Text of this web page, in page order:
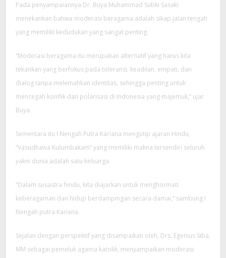
Pada penyampaiannya Dr. Buya Muhammad Subki Sasaki
menekankan bahwa moderasi beragama adalah sikap jalan tengah
yang memiliki kedudukan yang sangat penting.
“Moderasi beragama itu merupakan alternatif yang harus kita
tekankan yang berfokus pada toleransi, keadilan, empati, dan
dialog tanpa melemahkan identitas, sehingga penting untuk
mencegah konflik dan polarisasi di Indonesia yang majemuk,” ujar
Buya.
Sementara itu I Nengah Putra Kariana mengutip ajaran Hindu,
“Vasudhaiva Kutumbakam” yang memiliki makna tersendiri seluruh
yakni dunia adalah satu keluarga.
“Dalam susastra hindu, kita diajarkan untuk menghormati
keberagaman dan hidup berdampingan secara damai,” sambung I
Nengah putra Kariana.
Sejalan dengan perspektif yang disampaikan oleh, Drs. Egenius Siba,
MM sebagai pemeluk agama katolik, menyampaikan moderasi